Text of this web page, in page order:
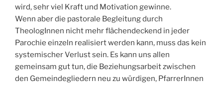
wird, sehr viel Kraft und Motivation gewinne.
Wenn aber die pastorale Begleitung durch
TheologInnen nicht mehr flächendeckend in jeder
Parochie einzeln realisiert werden kann, muss das kein
systemischer Verlust sein. Es kann uns allen
gemeinsam gut tun, die Beziehungsarbeit zwischen
den Gemeindegliedern neu zu würdigen, PfarrerInnen